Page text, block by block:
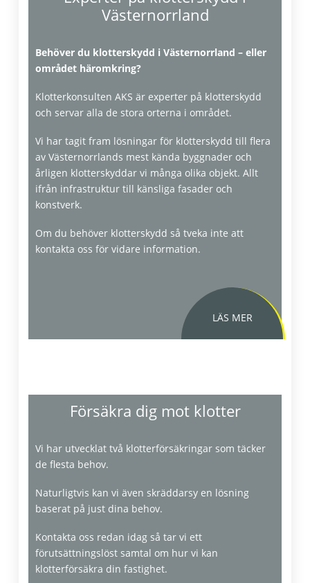
Klottersanering
Västernorrland
Behöver du klotterskydd i Västernorrland – eller
området häromkring?
Klotterkonsulten AKS är experter på klotterskydd
och servar alla de stora orterna i området.
Vi har tagit fram lösningar för klotterskydd till flera
av Västernorrlands mest kända byggnader och
årligen klotterskyddar vi många olika objekt. Allt
ifrån infrastruktur till känsliga fasader och
konstverk.
Om du behöver klotterskydd så tveka inte att
kontakta oss för vidare information.
Produktblad klotterskydd
Försäkra dig mot klotter
Vi har utvecklat två klotterförsäkringar som täcker
de flesta behov.
Naturligtvis kan vi även skräddarsy en lösning
baserat på just dina behov.
Kontakta oss redan idag så tar vi ett
förutsättningslöst samtal om hur vi kan
klotterförsäkra din fastighet.